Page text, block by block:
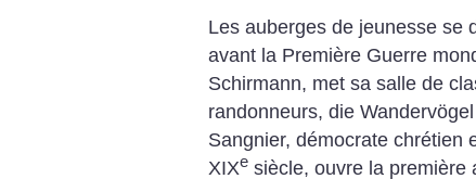
Les auberges de jeunesse se
avant la Première Guerre
Schirmann, met sa salle de
randonneurs, die
Sangnier, démocrate chrétien
XIXe siècle, ouvre la première